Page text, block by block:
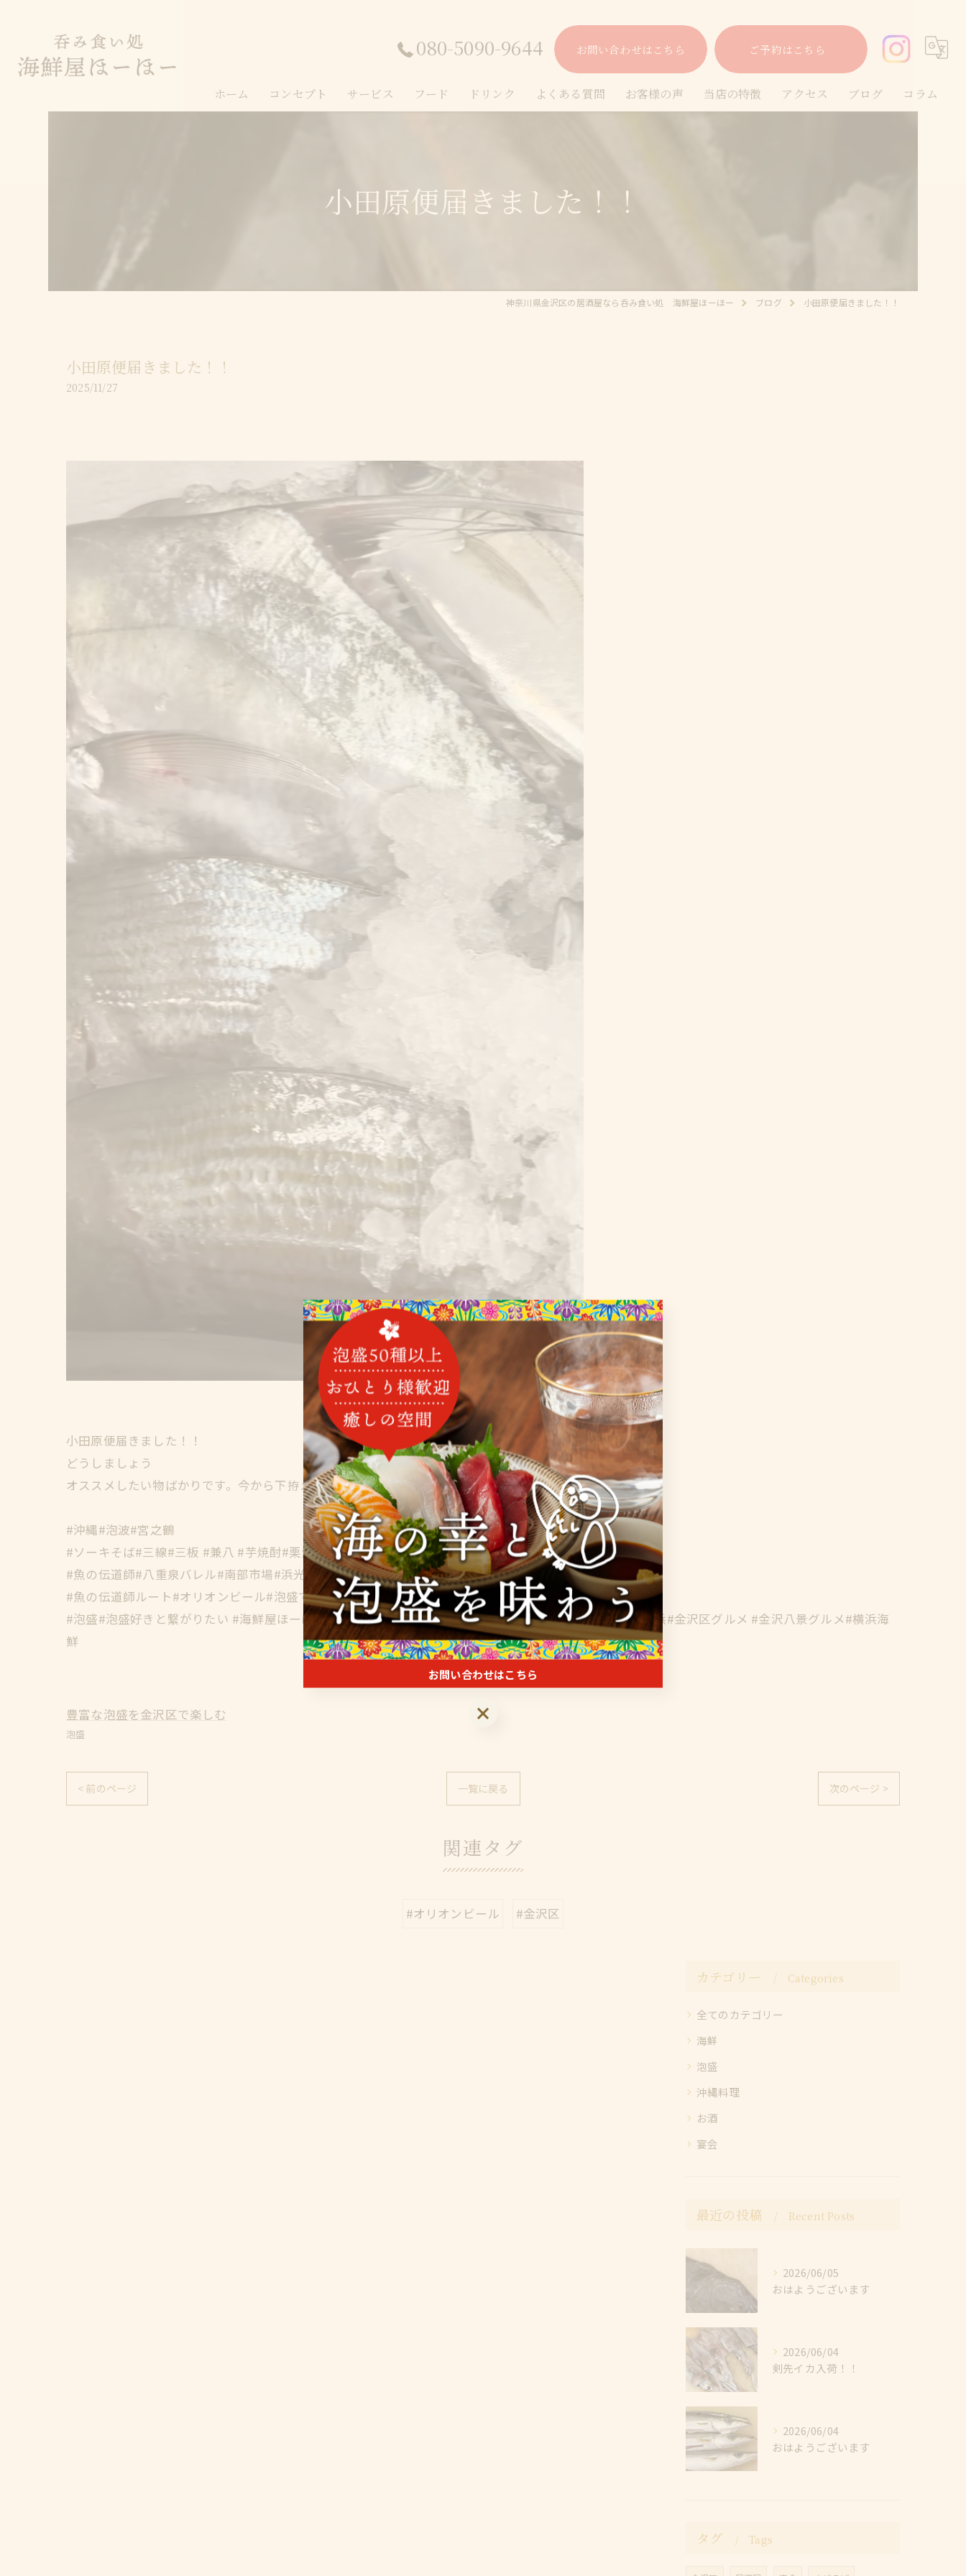
080-5090-9644 お問い合わせはこちら ご予約はこちら
ホーム コンセプト サービス フード ドリンク よくある質問 お客様の声 当店の特徴 アクセス ブログ コラム
小田原便届きました！！
神奈川県金沢区の居酒屋なら呑み食い処 海鮮屋ほーほー ブログ 小田原便届きました！！
小田原便届きました！！
2025/11/27
小田原便届きました！！
どうしましょう
オススメしたい物ばかりです。今から下拵え頑張ります
#沖縄#泡波#宮之鶴
#ソーキそば#三線#三板 #兼八 #芋焼酎#栗焼酎
#魚の伝道師#八重泉バレル#南部市場#浜光水産
#魚の伝道師ルート#オリオンビール#泡盛で乾杯
#泡盛#泡盛好きと繋がりたい #海鮮屋ほーほー#沖縄ウイスキー#沖縄ワイン#金沢区#六浦グルメ#六浦#横浜#金沢区グルメ #金沢八景グルメ#横浜海
鮮
豊富な泡盛を金沢区で楽しむ
泡盛
< 前のページ 一覧に戻る 次のページ >
関連タグ
#オリオンビール #金沢区
カテゴリー Categories
全てのカテゴリー
海鮮
泡盛
沖縄料理
お酒
宴会
最近の投稿 Recent Posts
2026/06/05
おはようございます
2026/06/04
剣先イカ入荷！！
2026/06/04
おはようございます
タグ Tags
お問い合わせはこちら
お問い合わせはこちら